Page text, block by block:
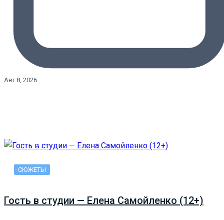
Авг 8, 2026
СЮЖЕТЫ
Гость в студии — Елена Самойленко (12+)